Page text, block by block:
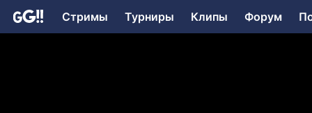
Стримы Турниры Клипы Форум